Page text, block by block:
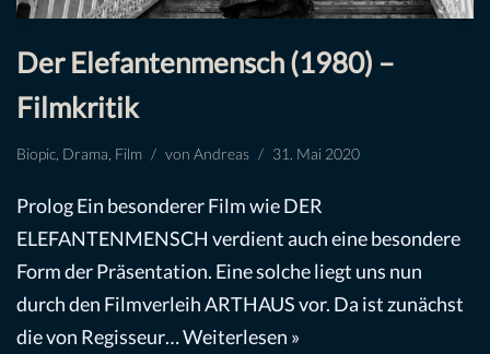
Der Elefantenmensch (1980) –
Filmkritik
Biopic Drama Film von Andreas 31. Mai 2020
Prolog Ein besonderer Film wie DER
ELEFANTENMENSCH verdient auch eine besondere
Form der Präsentation. Eine solche liegt uns nun
durch den Filmverleih ARTHAUS vor. Da ist zunächst
die von Regisseur…Weiterlesen »